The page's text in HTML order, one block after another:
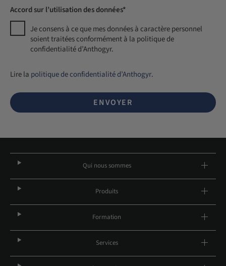
Accord sur l’utilisation des données*
Je consens à ce que mes données à caractère personnel
soient traitées conformément à la politique de
confidentialité d’Anthogyr.
Lire la politique de confidentialité d’Anthogyr.
ENVOYER
Qui nous sommes
Produits
Formation
Services